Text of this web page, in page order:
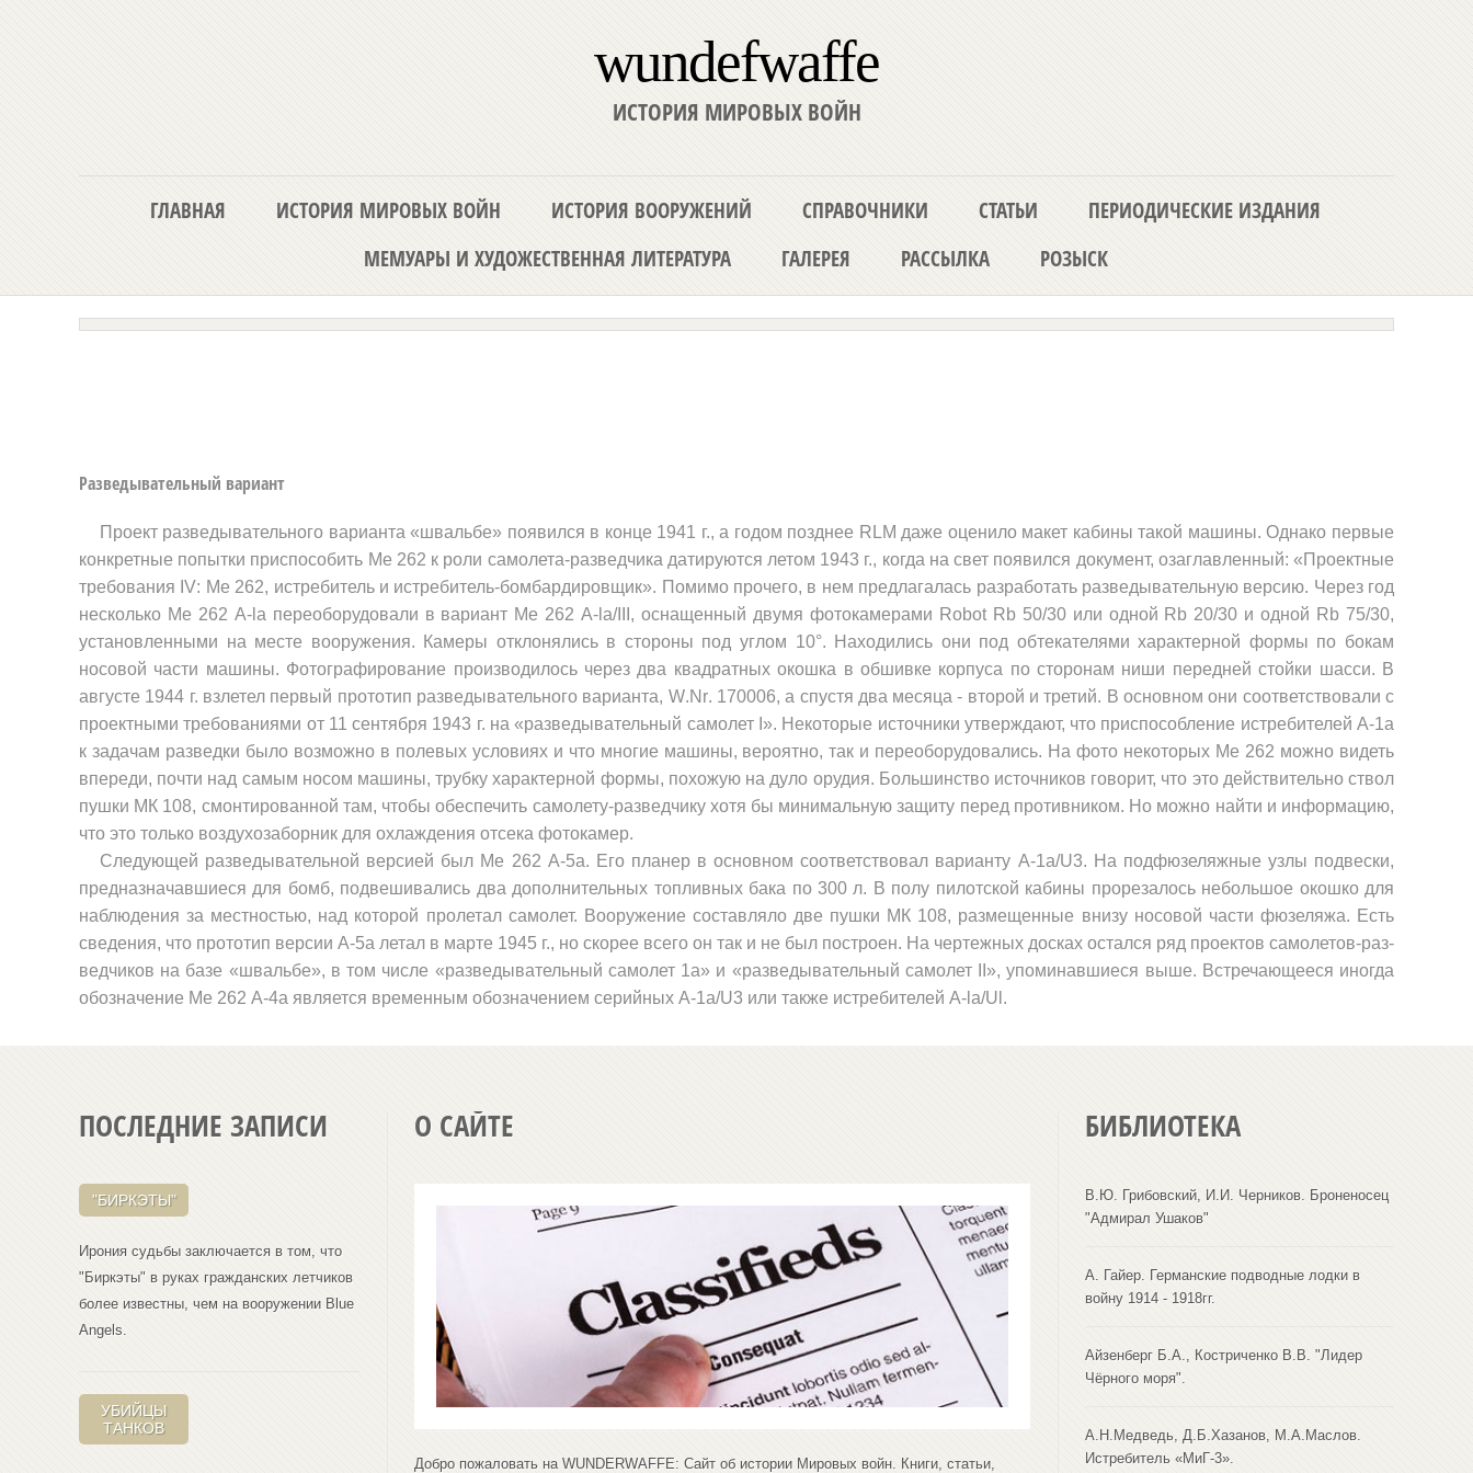
wundefwaffe
ИСТОРИЯ МИРОВЫХ ВОЙН
ГЛАВНАЯ ИСТОРИЯ МИРОВЫХ ВОЙН ИСТОРИЯ ВООРУЖЕНИЙ СПРАВОЧНИКИ СТАТЬИ
ПЕРИОДИЧЕСКИЕ ИЗДАНИЯ
МЕМУАРЫ И ХУДОЖЕСТВЕННАЯ ЛИТЕРАТУРА
ГАЛЕРЕЯ РАССЫЛКА РОЗЫСК
Разведывательный вариант
Проект разведывательного ва­рианта «швальбе» появился в конце 1941 г., а годом позднее RLM даже оце­нило макет кабины такой машины. Однако первые
конкретные попытки приспособить Me 262 к роли самоле­та-разведчика датируются летом 1943 г., когда на свет появился документ, озаглавленный: «Проектные
требова­ния IV: Me 262, истребитель и истре­битель-бомбардировщик». Помимо прочего, в нем предлагалась разрабо­тать разведывательную версию. Через год
несколько Me 262 A-la переобору­довали в вариант Me 262A- la/III , ос­нащенный двумя фотокамерами Robot Rb50/30 или одной Rb 20/30 и одной Rb 75/30,
установленными на месте вооружения. Камеры отклонялись в стороны под углом 10°. Находились они под обтекателями характерной формы по бокам
носовой части маши­ны. Фотографирование производилось через два квадратных окошка в обшив­ке корпуса по сторонам ниши передней стойки шасси. В
августе 1944 г. взле­тел первый прототип разведыватель­ного варианта, W.Nr. 170006, а спустя два месяца - второй и третий. В основ­ном они соответствовали с
проектны­ми требованиями от 11 сентября 1943 г. на «разведывательный самолет ». Некоторые источники утверждают, что приспособление истребителей А-1а
к задачам разведки было возможно в полевых условиях и что многие маши­ны, вероятно, так и переоборудова­лись. На фото некоторых Me 262 мож­но видеть
впереди, почти над самым носом машины, трубку характерной формы, похожую на дуло орудия. Большинство источников говорит, что это действительно ствол
пушки МК 108, смонтированной там, чтобы обес­печить самолету-разведчику хотя бы минимальную защиту перед противни­ком. Но можно найти и информацию,
что это только воздухозаборник для охлаждения отсека фотокамер.
Следующей разведывательной версией был Me 262 А-5а. Его планер в основном соответствовал варианту А-1a/U3. На подфюзеляжные узлы под­вески,
предназначавшиеся для бомб, подвешивались два дополнительных топливных бака по 300 л. В полу пи­лотской кабины прорезалось неболь­шое окошко для
наблюдения за мест­ностью, над которой пролетал само­лет. Вооружение составляло две пуш­ки МК 108, размещенные внизу носо­вой части фюзеляжа. Есть
сведения, что прототип версии А-5а летал в мар­те 1945 г., но скорее всего он так и не был построен. На чертежных досках остался ряд проектов самолетов-раз­
ведчиков на базе «швальбе», в том чис­ле «разведывательный самолет 1а» и «разведывательный самолет
», упо­минавшиеся выше. Встречающееся иногда
обозначение Me 262 А-4а явля­ется временным обозначением серий­ных А-1a/U3 или также истребителей A- la/Ul .
ПОСЛЕДНИЕ ЗАПИСИ
"БИРКЭТЫ"
Ирония судьбы заключается в том, что
"Биркэты" в руках гражданских летчиков
более известны, чем на вооружении Blue
Angеls.
УБИЙЦЫ
ТАНКОВ
О САЙТЕ
Добро пожаловать на WUNDERWAFFE: Сайт об истории Мировых войн. Книги, статьи,
БИБЛИОТЕКА
В.Ю. Грибовский, И.И. Черников. Броненосец
"Адмирал Ушаков"
А. Гайер. Германские подводные лодки в
войну 1914 - 1918гг.
Айзенберг Б.А., Костриченко В.В. "Лидер
Чёрного моря".
А.Н.Медведь, Д.Б.Хазанов, М.А.Маслов.
Истребитель «МиГ-3».